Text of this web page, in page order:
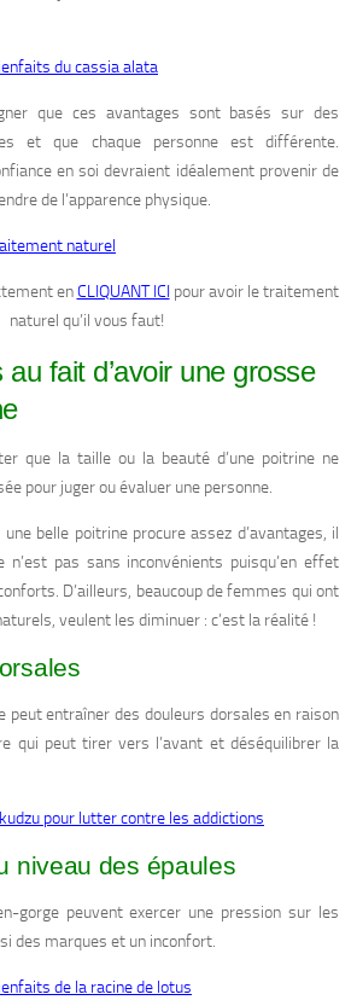
du cassia alata
que ces avantages sont basés sur des
et que chaque personne est différente.
en soi devraient idéalement provenir de
de l’apparence physique.
naturel
enCLIQUANT ICI pour avoir le traitement
naturel qu’il vous faut!
fait d’avoir une grosse
que la taille ou la beauté d’une poitrine ne
pour juger ou évaluer une personne.
belle poitrine procure assez d’avantages, il
pas sans inconvénients puisqu’en effet
D’ailleurs, beaucoup de femmes qui ont
veulent les diminuer : c’est la réalité !
peut entraîner des douleurs dorsales en raison
qui peut tirer vers l’avant et déséquilibrer la
pour lutter contre les addictions
niveau des épaules
gorge peuvent exercer une pression sur les
des marques et un inconfort.
de la racine de lotus